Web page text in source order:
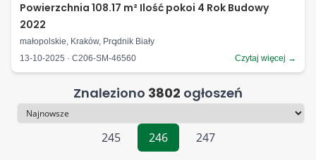
Powierzchnia 108.17 m² Ilość pokoi 4 Rok Budowy
2022
małopolskie, Kraków, Prądnik Biały
13-10-2025 · C206-SM-46560
Czytaj więcej →
Znaleziono 3802 ogłoszeń
Sortowanie
245
246 247